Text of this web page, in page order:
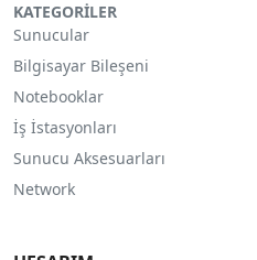
KATEGORİLER
Sunucular
Bilgisayar Bileşeni
Notebooklar
İş İstasyonları
Sunucu Aksesuarları
Network